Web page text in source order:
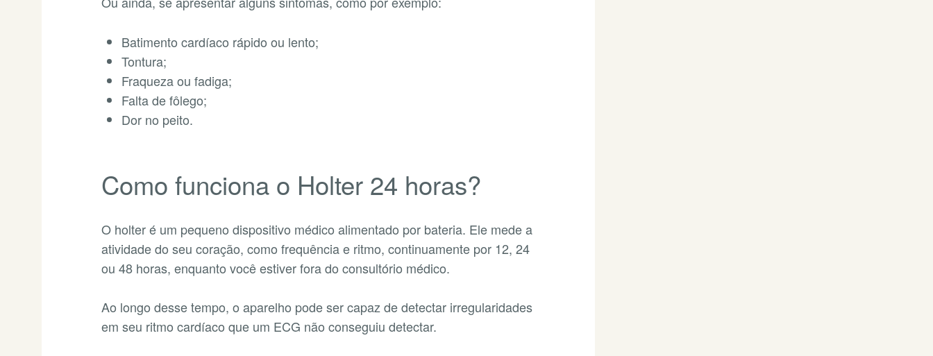
Batimento cardíaco rápido ou lento;
Tontura;
Fraqueza ou fadiga;
Falta de fôlego;
Dor no peito.
Como funciona o Holter 24 horas?
O holter é um pequeno dispositivo médico alimentado por bateria. Ele mede a
atividade do seu coração, como frequência e ritmo, continuamente por 12, 24
ou 48 horas, enquanto você estiver fora do consultório médico.
Ao longo desse tempo, o aparelho pode ser capaz de detectar irregularidades
em seu ritmo cardíaco que um ECG não conseguiu detectar.